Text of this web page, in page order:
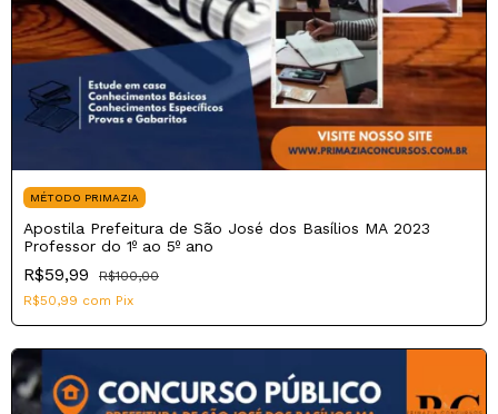
MÉTODO PRIMAZIA
Apostila Prefeitura de São José dos Basílios MA 2023
Professor do 1º ao 5º ano
R$59,99
R$100,00
R$50,99 com Pix